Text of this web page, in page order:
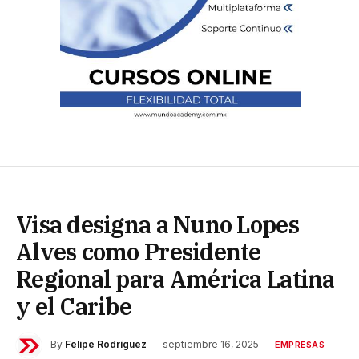
Visa designa a Nuno Lopes
Alves como Presidente
Regional para América Latina
y el Caribe
By Felipe Rodríguez septiembre 16, 2025 EMPRESAS